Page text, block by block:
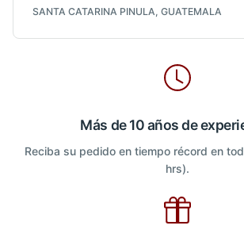
SANTA CATARINA PINULA, GUATEMALA
Más de 10 años de
Reciba su pedido en tiempo récord en
hrs).